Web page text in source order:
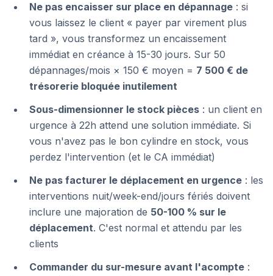
Ne pas encaisser sur place en dépannage : si
vous laissez le client « payer par virement plus
tard », vous transformez un encaissement
immédiat en créance à 15-30 jours. Sur 50
dépannages/mois × 150 € moyen = 7 500 € de
trésorerie bloquée inutilement
Sous-dimensionner le stock pièces : un client en
urgence à 22h attend une solution immédiate. Si
vous n'avez pas le bon cylindre en stock, vous
perdez l'intervention (et le CA immédiat)
Ne pas facturer le déplacement en urgence : les
interventions nuit/week-end/jours fériés doivent
inclure une majoration de 50-100 % sur le
déplacement. C'est normal et attendu par les
clients
Commander du sur-mesure avant l'acompte :